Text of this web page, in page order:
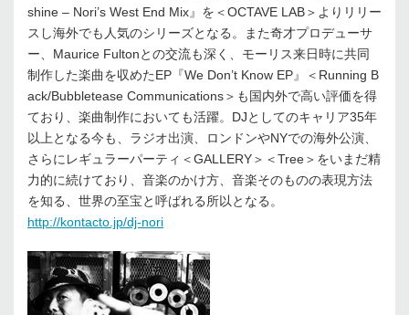
shine – Nori’s West End Mix』を＜OCTAVE LAB＞よりリリー
スし海外でも人気のシリーズとなる。また奇才プロデューサ
ー、Maurice Fultonとの交流も深く、モーリス来日時に共同
制作した楽曲を収めたEP『We Don’t Know EP』＜Running B
ack/Bubbletease Communications＞も国内外で高い評価を得
ており、楽曲制作においても活躍。DJとしてのキャリア35年
以上となる今も、ラジオ出演、ロンドンやNYでの海外公演、
さらにレギュラーパーティ＜GALLERY＞＜Tree＞をいまだ精
力的に続けており、音楽のかけ方、音楽そのものの表現方法
を知る、世界の至宝と呼ばれる所以となる。
http://kontacto.jp/dj-nori